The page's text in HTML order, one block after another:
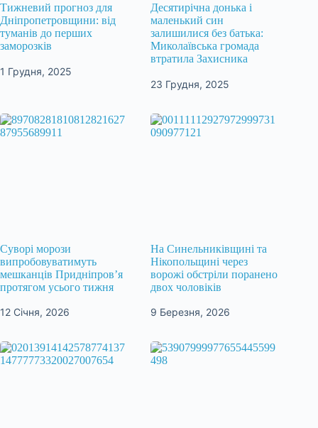
Тижневий прогноз для
Дніпропетровщини: від
туманів до перших
заморозків
1 Грудня, 2025
Десятирічна донька і
маленький син
залишилися без батька:
Миколаївська громада
втратила Захисника
23 Грудня, 2025
Суворі морози
випробовуватимуть
мешканців Придніпров’я
протягом усього тижня
12 Січня, 2026
На Синельниківщині та
Нікопольщині через
ворожі обстріли поранено
двох чоловіків
9 Березня, 2026